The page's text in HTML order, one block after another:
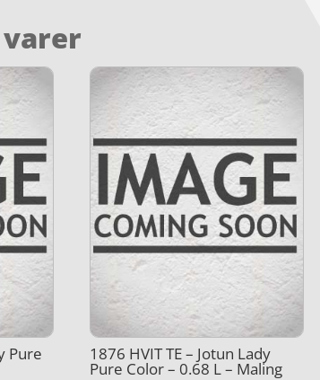
Pure 1876 HVIT TE – Jotun Lady
Pure Color – 0.68 L – Maling